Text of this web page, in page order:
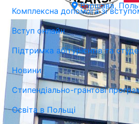
Варшава,
Комплексна допомога зі
Вступ онлайн
Підтримка абітурієнтів та
Новини
Стипендіально-грантові
Освіта в Польщі